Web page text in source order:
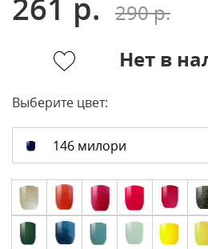
290 р.
Нет в
Выберите цвет:
146 милори